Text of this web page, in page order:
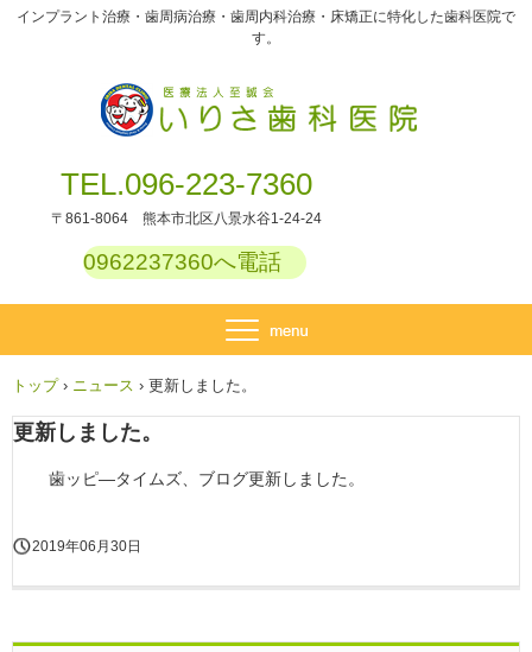
インプラント治療・歯周病治療・歯周内科治療・床矯正に特化した歯科医院で
す。
TEL.096-223-7360
〒861-8064 熊本市北区八景水谷1-24-24
0962237360へ電話
トップ › ニュース › 更新しました。
更新しました。
歯ッピ―タイムズ、ブログ更新しました。
2019年06月30日